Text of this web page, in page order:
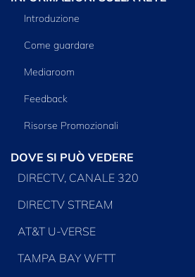
Introduzione
Come guardare
Mediaroom
Feedback
Risorse Promozionali
DOVE SI PUÒ VEDERE
DIRECTV, CANALE 320
DIRECTV STREAM
AT&T U-VERSE
TAMPA BAY WFTT